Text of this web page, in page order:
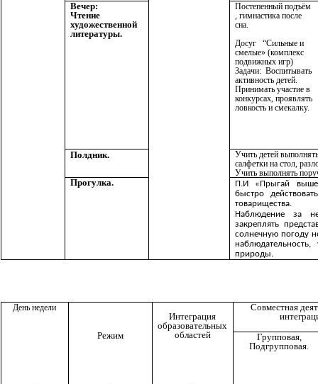
Вечер:
Чтение
художественной
литературы.
Постепенный подъём
, гимнастика после
сна.
Досуг “Сильные и
смелые» (комплекс
подвижных игр)
Задачи: Воспитывать
активность детей.
Принимать участие в
конкурсах, проявлять
ловкость и смекалку.
Полдник.
Учить детей
салфетки на стол,
Учить выполнять
Прогулка.
П.И «Прыгай
быстро
товарищества.
Наблюдение за
закреплять
солнечную погоду
День недели
Режим
Интеграция
образовательных
областей
Совместная
Групповая,
Подгрупповая.